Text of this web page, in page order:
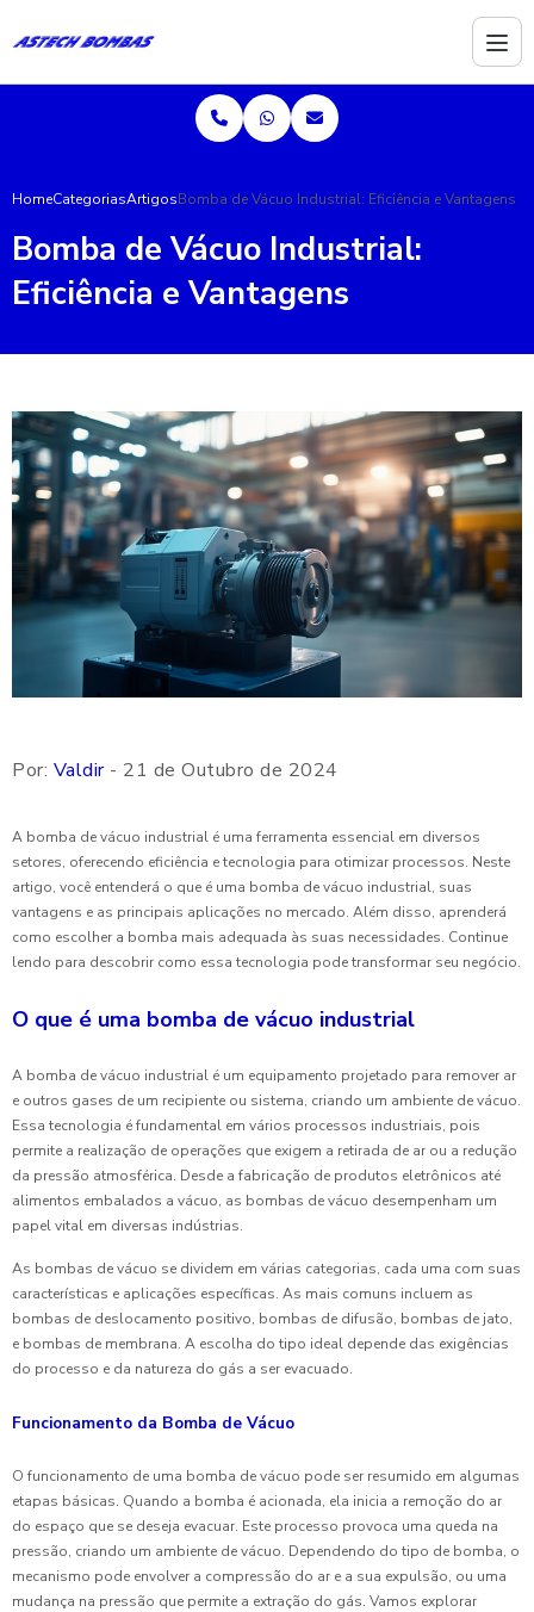
HomeCategoriasArtigosBomba de Vácuo Industrial: Eficiência e Vantagens
Bomba de Vácuo Industrial:
Eficiência e Vantagens
Por: Valdir- 21 de Outubro de 2024
A bomba de vácuo industrial é uma ferramenta essencial em diversos
setores, oferecendo eficiência e tecnologia para otimizar processos. Neste
artigo, você entenderá o que é uma bomba de vácuo industrial, suas
vantagens e as principais aplicações no mercado. Além disso, aprenderá
como escolher a bomba mais adequada às suas necessidades. Continue
lendo para descobrir como essa tecnologia pode transformar seu negócio.
O que é uma bomba de vácuo industrial
A bomba de vácuo industrial é um equipamento projetado para remover ar
e outros gases de um recipiente ou sistema, criando um ambiente de vácuo.
Essa tecnologia é fundamental em vários processos industriais, pois
permite a realização de operações que exigem a retirada de ar ou a redução
da pressão atmosférica. Desde a fabricação de produtos eletrônicos até
alimentos embalados a vácuo, as bombas de vácuo desempenham um
papel vital em diversas indústrias.
As bombas de vácuo se dividem em várias categorias, cada uma com suas
características e aplicações específicas. As mais comuns incluem as
bombas de deslocamento positivo, bombas de difusão, bombas de jato,
e bombas de membrana. A escolha do tipo ideal depende das exigências
do processo e da natureza do gás a ser evacuado.
Funcionamento da Bomba de Vácuo
O funcionamento de uma bomba de vácuo pode ser resumido em algumas
etapas básicas. Quando a bomba é acionada, ela inicia a remoção do ar
do espaço que se deseja evacuar. Este processo provoca uma queda na
pressão, criando um ambiente de vácuo. Dependendo do tipo de bomba, o
mecanismo pode envolver a compressão do ar e a sua expulsão, ou uma
mudança na pressão que permite a extração do gás. Vamos explorar